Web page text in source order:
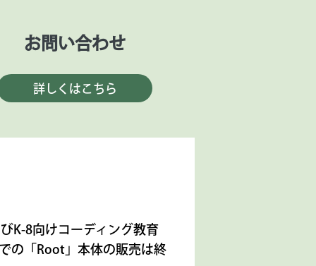
お問い合わせ
詳しくはこちら
K-8向けコーディング教育
の「Root」本体の販売は終